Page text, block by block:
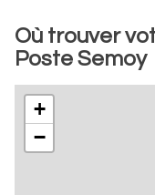
Où trouver
Poste Semoy
+
−